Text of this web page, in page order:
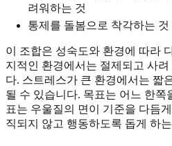
려워하는 것
통제를 돌봄으로 착각하는 것
이 조합은 성숙도와 환경에 따라
지적인 환경에서는 절제되고 사
다. 스트레스가 큰 환경에서는 짧
될 수 있습니다. 목표는 어느 한쪽
표는 우울질의 면이 기준을 다듬
직되지 않고 행동하도록 돕게 하